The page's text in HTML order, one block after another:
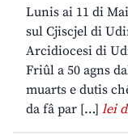
Lunis ai 11 di
sul Cjiscjel di
Arcidiocesi di
Friûl a 50 agns
muarts e dutis
da fâ par […] lei